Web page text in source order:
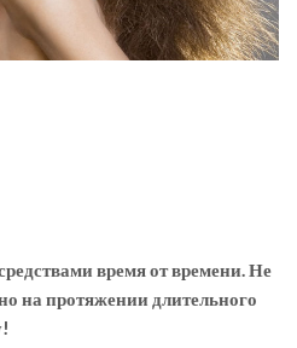
время от времени. Не
на протяжении длительного